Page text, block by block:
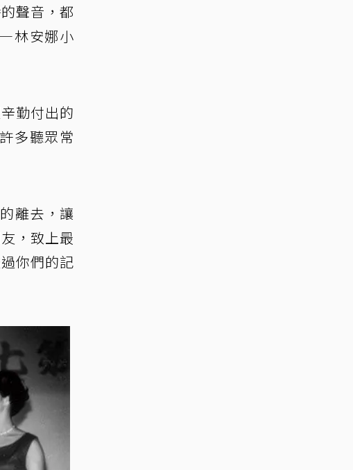
聲音，都
林安娜小
勤付出的
多聽眾常
離去，讓
，致上最
你們的記